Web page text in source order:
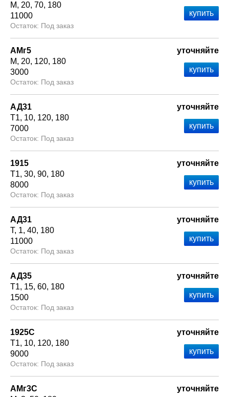
М
20 70 180
11000
Под заказ
АМг5
М
20 120 180
3000
Под заказ
уточняйте
АД31
Т1 10 120 180
7000
Под заказ
уточняйте
1915
Т1 30 90 180
8000
Под заказ
уточняйте
АД31
Т 1 40 180
11000
Под заказ
уточняйте
АД35
Т1 15 60 180
1500
Под заказ
уточняйте
1925С
Т1 10 120 180
9000
Под заказ
уточняйте
АМг3С
уточняйте